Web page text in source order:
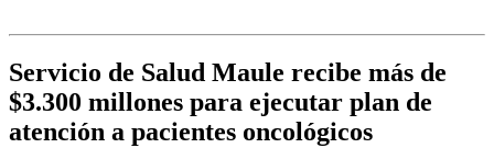
Servicio de Salud Maule recibe más de
$3.300 millones para ejecutar plan de
atención a pacientes oncológicos